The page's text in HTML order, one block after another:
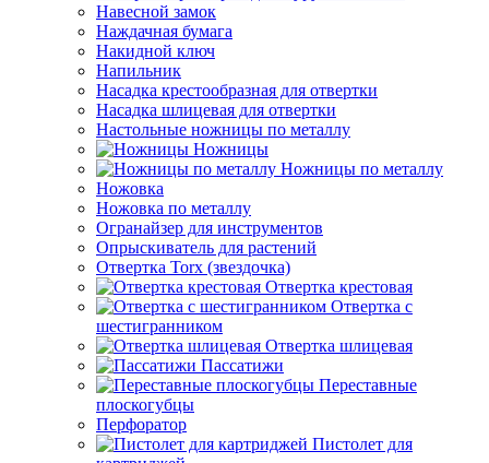
Навесной замок
Наждачная бумага
Накидной ключ
Напильник
Насадка крестообразная для отвертки
Насадка шлицевая для отвертки
Настольные ножницы по металлу
Ножницы
Ножницы по металлу
Ножовка
Ножовка по металлу
Огранайзер для инструментов
Опрыскиватель для растений
Отвертка Torx (звездочка)
Отвертка крестовая
Отвертка с
шестигранником
Отвертка шлицевая
Пассатижи
Переставные
плоскогубцы
Перфоратор
Пистолет для